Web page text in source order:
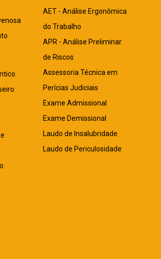
AET - Análise Ergonômica
do Trabalho
APR - Análise Preliminar
de Riscos
Assessoria Técnica em
Perícias Judiciais
Exame Admissional
Exame Demissional
Laudo de Insalubridade
Laudo de Periculosidade